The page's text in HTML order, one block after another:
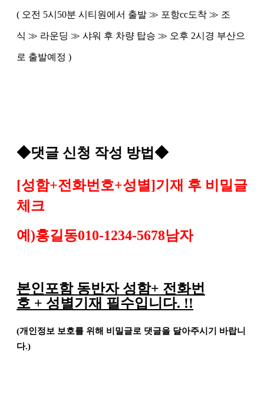
( 오전 5시 50분 시티원에서 출발 ≫ 포항cc도착 ≫ 조
식 ≫ 라운딩 ≫ 샤워 후 차량 탑승 ≫ 오후 2시경 부산으
로 출발예정 )
◆댓글 신청 작성 방법◆
[성함+전화번호+성별]기재 후 비밀글
체크
예 )홍길동010-1234-5678남자
본인포함 동반자 성함+ 전화번
호 + 성별기재 필수입니다. !!
(개인정보 보호를 위해 비밀글로 댓글을 달아주시기 바랍니
다.)